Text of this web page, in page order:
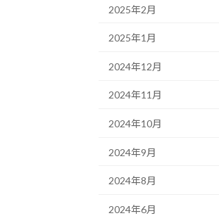
2025年2月
2025年1月
2024年12月
2024年11月
2024年10月
2024年9月
2024年8月
2024年6月